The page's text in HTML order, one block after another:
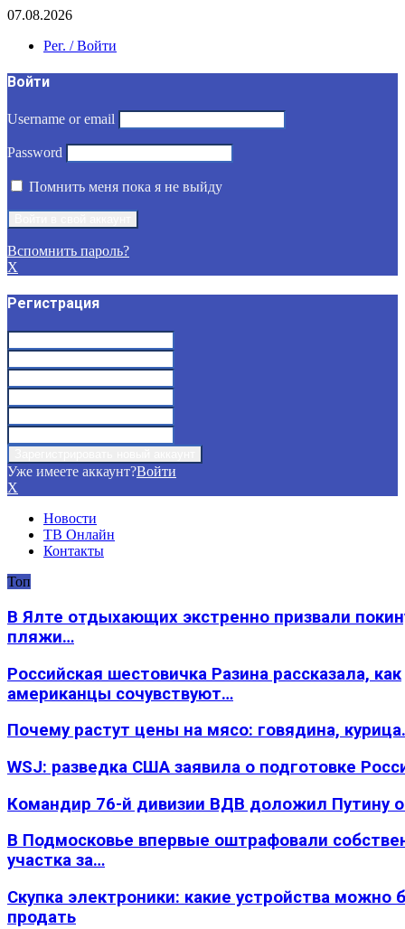
07.08.2026
Рег. / Войти
Войти
Username or email
Password
Помнить меня пока я не выйду
Вспомнить пароль?
X
Регистрация
Уже имеете аккаунт?Войти
X
Новости
ТВ Онлайн
Контакты
Топ
В Ялте отдыхающих экстренно призвали
пляжи…
Российская шестовичка Разина рассказала, как
американцы сочувствуют…
Почему растут цены на мясо: говядина,
WSJ: разведка США заявила о подготовке
Командир 76-й дивизии ВДВ доложил Путину
В Подмосковье впервые оштрафовали
участка за…
Скупка электроники: какие устройства можно
продать